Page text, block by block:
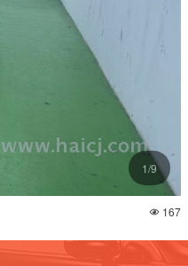
1/9
 167